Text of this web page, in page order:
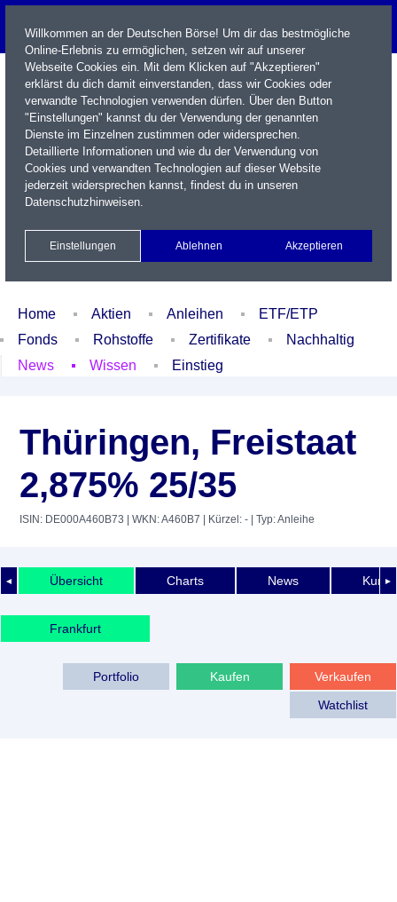
Name / WKN / ISIN / Kürzel
Xetra Realtime
Watchlist Portfolio Login
Home Aktien Anleihen
ETF/ETP
Fonds
Rohstoffe Zertifikate
Nachhaltig
News
Wissen Einstieg
Thüringen, Freistaat
2,875% 25/35
ISIN: DE000A460B73 | WKN: A460B7 | Kürzel: - | Typ: Anleihe
◄ ►
Übersicht Charts News
Frankfurt
Verkaufen
Kaufen
Portfolio
Watchlist
Willkommen an der Deutschen Börse! Um dir das bestmögliche
Online-Erlebnis zu ermöglichen, setzen wir auf unserer
Webseite Cookies ein. Mit dem Klicken auf "Akzeptieren"
erklärst du dich damit einverstanden, dass wir Cookies oder
verwandte Technologien verwenden dürfen. Über den Button
"Einstellungen" kannst du der Verwendung der genannten
Dienste im Einzelnen zustimmen oder widersprechen.
Detaillierte Informationen und wie du der Verwendung von
Cookies und verwandten Technologien auf dieser Website
jederzeit widersprechen kannst, findest du in unseren
Datenschutzhinweisen.
Einstellungen Ablehnen Akzeptieren